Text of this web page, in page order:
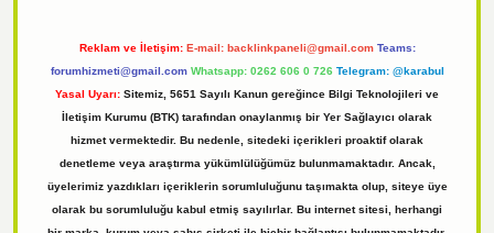
Reklam ve İletişim: E-mail: backlinkpaneli@gmail.com Teams:
forumhizmeti@gmail.com Whatsapp: 0262 606 0 726 Telegram: @karabul
Yasal Uyarı: Sitemiz, 5651 Sayılı Kanun gereğince Bilgi Teknolojileri ve
İletişim Kurumu (BTK) tarafından onaylanmış bir Yer Sağlayıcı olarak
hizmet vermektedir. Bu nedenle, sitedeki içerikleri proaktif olarak
denetleme veya araştırma yükümlülüğümüz bulunmamaktadır. Ancak,
üyelerimiz yazdıkları içeriklerin sorumluluğunu taşımakta olup, siteye üye
olarak bu sorumluluğu kabul etmiş sayılırlar. Bu internet sitesi, herhangi